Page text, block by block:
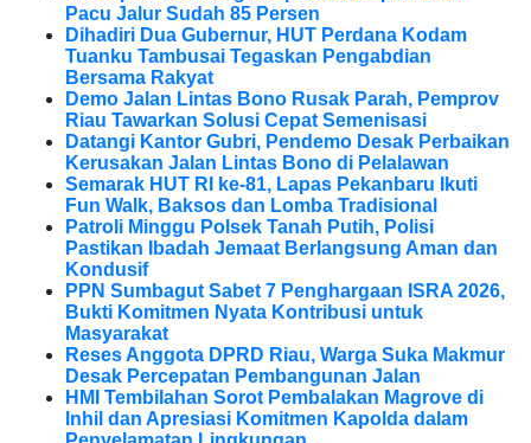
Pacu Jalur Sudah 85 Persen
Dihadiri Dua Gubernur, HUT Perdana Kodam
Tuanku Tambusai Tegaskan Pengabdian
Bersama Rakyat
Demo Jalan Lintas Bono Rusak Parah, Pemprov
Riau Tawarkan Solusi Cepat Semenisasi
Datangi Kantor Gubri, Pendemo Desak Perbaikan
Kerusakan Jalan Lintas Bono di Pelalawan
Semarak HUT RI ke-81, Lapas Pekanbaru Ikuti
Fun Walk, Baksos dan Lomba Tradisional
Patroli Minggu Polsek Tanah Putih, Polisi
Pastikan Ibadah Jemaat Berlangsung Aman dan
Kondusif
PPN Sumbagut Sabet 7 Penghargaan ISRA 2026,
Bukti Komitmen Nyata Kontribusi untuk
Masyarakat
Reses Anggota DPRD Riau, Warga Suka Makmur
Desak Percepatan Pembangunan Jalan
HMI Tembilahan Sorot Pembalakan Magrove di
Inhil dan Apresiasi Komitmen Kapolda dalam